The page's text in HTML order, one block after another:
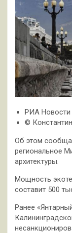
РИА Новости
©
Об этом
региональное
архитектуры.
Мощность
составит 500
Ранее